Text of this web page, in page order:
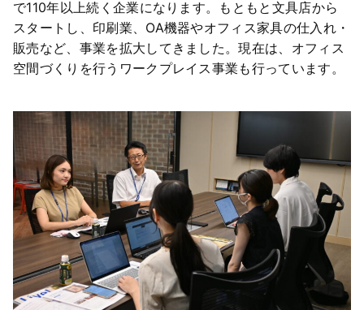
で110年以上続く企業になります。もともと文具店から
スタートし、印刷業、OA機器やオフィス家具の仕入れ・
販売など、事業を拡大してきました。現在は、オフィス
空間づくりを行うワークプレイス事業も行っています。